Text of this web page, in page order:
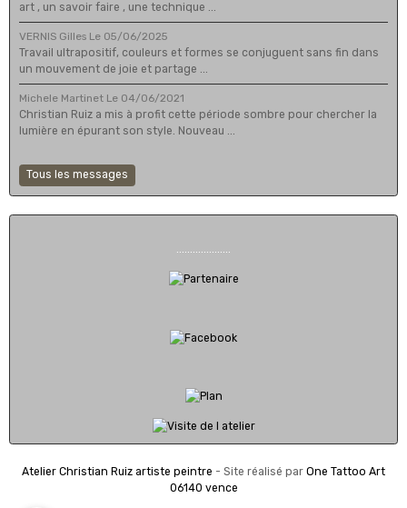
art , un savoir faire , une technique ...
VERNIS Gilles Le 05/06/2025
Travail ultrapositif, couleurs et formes se conjuguent sans fin dans
un mouvement de joie et partage ...
Michele Martinet Le 04/06/2021
Christian Ruiz a mis à profit cette période sombre pour chercher la
lumière en épurant son style. Nouveau ...
Tous les messages
....................
Atelier Christian Ruiz artiste peintre - Site réalisé par One Tattoo Art
06140 vence